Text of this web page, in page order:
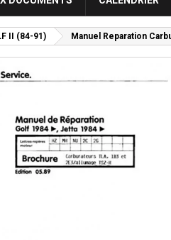
II (84-91) Manuel Reparation